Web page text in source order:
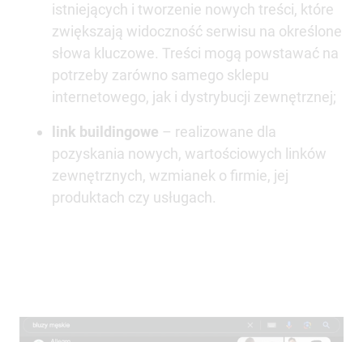
istniejących i tworzenie nowych treści, które
zwiększają widoczność serwisu na określone
słowa kluczowe. Treści mogą powstawać na
potrzeby zarówno samego sklepu
internetowego, jak i dystrybucji zewnętrznej;
link buildingowe – realizowane dla
pozyskania nowych, wartościowych linków
zewnętrznych, wzmianek o firmie, jej
produktach czy usługach.